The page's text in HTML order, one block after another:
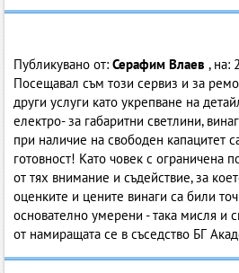
Публикувано от: Серафим Влаев , на:
Посещавал съм този сервиз и за
други услуги като укрепване на
електро- за габаритни светлини,
при наличие на свободен капацитет
готовност! Като човек с ограничена
от тях внимание и съдействие, за
оценките и цените винаги са били
основателно умерени - така мисля и
от намиращата се в съседство БГ